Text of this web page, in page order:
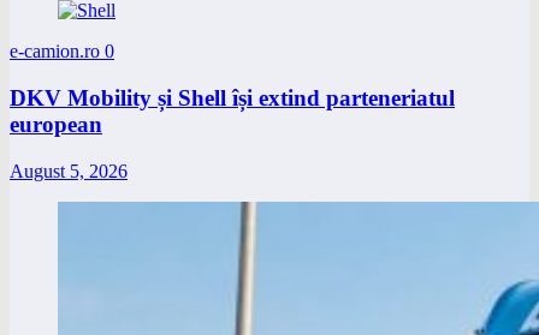
e-camion.ro 0
DKV Mobility și Shell își extind parteneriatul
european
August 5, 2026